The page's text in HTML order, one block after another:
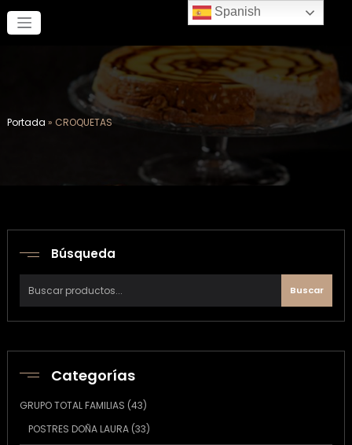
contenido
Portada » CROQUETAS
Búsqueda
Buscar
Categorías
GRUPO TOTAL FAMILIAS 4343
POSTRES DOÑA LAURA 3333
Spanish